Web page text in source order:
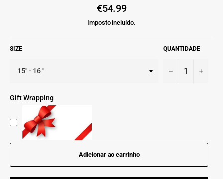
Preço
normal
€54.99
Imposto incluído.
SIZE QUANTIDADE
− +
Gift Wrapping
Adicionar ao carrinho